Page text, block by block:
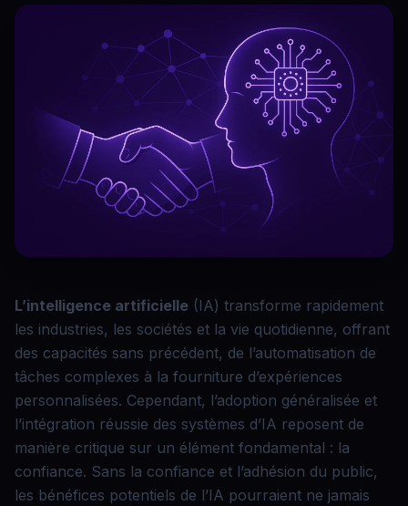
L’intelligence artificielle (IA) transforme rapidement
les industries, les sociétés et la vie quotidienne, offrant
des capacités sans précédent, de l’automatisation de
tâches complexes à la fourniture d’expériences
personnalisées. Cependant, l’adoption généralisée et
l’intégration réussie des systèmes d’IA reposent de
manière critique sur un élément fondamental : la
confiance. Sans la confiance et l’adhésion du public,
les bénéfices potentiels de l’IA pourraient ne jamais